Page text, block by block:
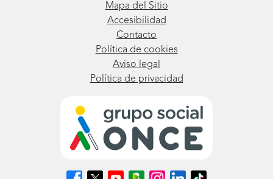
Mapa del Sitio
Accesibilidad
Contacto
Política de cookies
Aviso legal
Política de privacidad
SíguenosSíguenosSíguenosSíguenosSíguenosSíguenosSíguenos